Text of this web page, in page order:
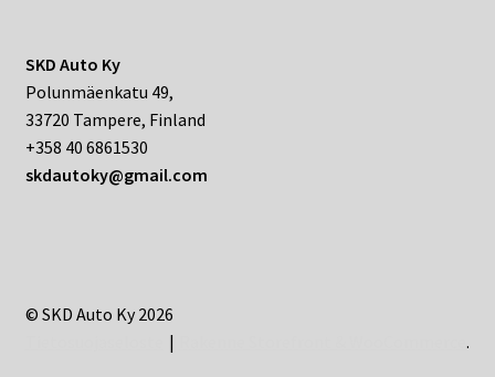
SKD Auto Ky
Polunmäenkatu 49,
33720 Tampere, Finland
+358 40 6861530
skdautoky@gmail.com
© SKD Auto Ky 2026
.